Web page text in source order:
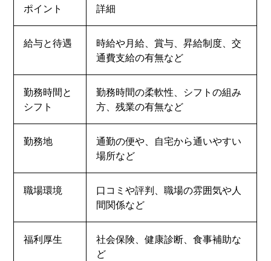
ポイント 詳細
給与と待遇
時給や月給、賞与、昇給制度、交
通費支給の有無など
勤務時間と
シフト
勤務時間の柔軟性、シフトの組み
方、残業の有無など
勤務地
通勤の便や、自宅から通いやすい
場所など
職場環境
口コミや評判、職場の雰囲気や人
間関係など
福利厚生
社会保険、健康診断、食事補助な
ど